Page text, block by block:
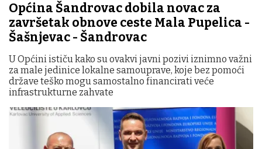
Općina Šandrovac dobila novac za
završetak obnove ceste Mala Pupelica -
Šašnjevac - Šandrovac
U Općini ističu kako su ovakvi javni pozivi iznimno važni
za male jedinice lokalne samouprave, koje bez pomoći
države teško mogu samostalno financirati veće
infrastrukturne zahvate